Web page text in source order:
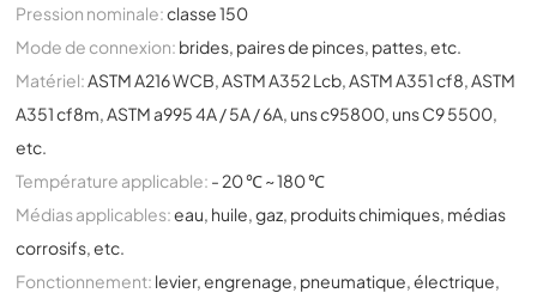
Pression nominale:classe 150
Mode de connexion: brides, paires de pinces, pattes, etc.
Matériel: ASTM A216 WCB, ASTM A352 Lcb, ASTM A351 cf8, ASTM
A351 cf8m, ASTM a995 4A / 5A / 6A, uns c95800, uns C9 5500,
etc.
Température applicable: - 20 ℃ ~ 180 ℃
Médias applicables:eau, huile, gaz, produits chimiques, médias
corrosifs, etc.
Fonctionnement: levier, engrenage, pneumatique, électrique,